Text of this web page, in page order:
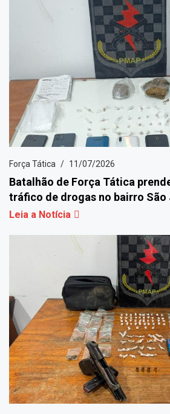
Força Tática 11/07/2026
Batalhão de Força Tática
tráfico de drogas no bairro São
Leia a Notícia